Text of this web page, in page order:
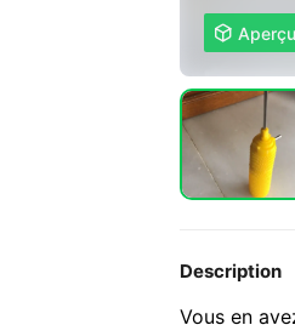

Description
Vous en